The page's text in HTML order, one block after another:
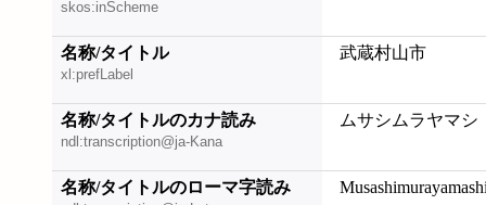
skos:inScheme
名称/タイトル
xl:prefLabel
武蔵村山市
名称/タイトルのカナ読み
ndl:transcription@ja-Kana
ムサシムラヤマシ
名称/タイトルのローマ字読み